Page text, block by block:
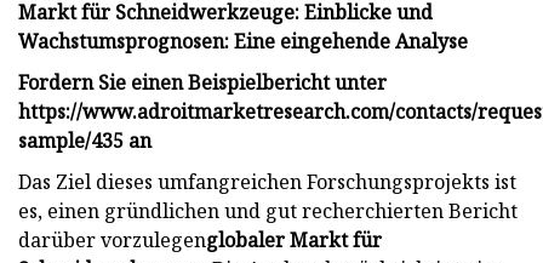
Markt für Schneidwerkzeuge: Einblicke und
Wachstumsprognosen: Eine eingehende Analyse
Fordern Sie einen Beispielbericht unter
https://www.adroitmarketresearch.com/contacts/
sample/435 an
Das Ziel dieses umfangreichen Forschungsprojekts ist
es, einen gründlichen und gut recherchierten Bericht
darüber vorzulegenglobaler Markt für